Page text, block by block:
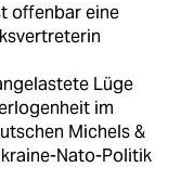
offenbar eine
Lüge
im
Michels &
Nato-Politik